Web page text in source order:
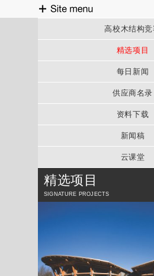
高校木结构竞
精选项目
每日新闻
供应商名录
资料下载
新闻稿
云课堂
精选项目